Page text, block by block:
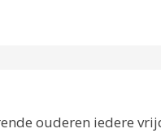
ouderen iedere